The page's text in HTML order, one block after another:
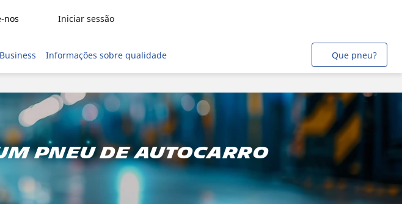
nos Iniciar sessão
Informações sobre qualidade Que pneu?
pneu de autocarro